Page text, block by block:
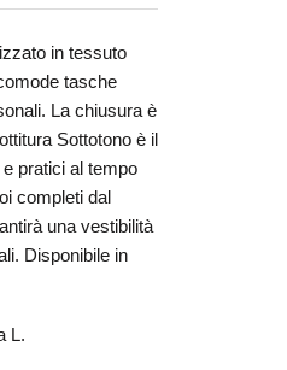
in tessuto
tasche
La chiusura è
Sottotono è il
pratici al tempo
completi dal
una vestibilità
Disponibile in
L.